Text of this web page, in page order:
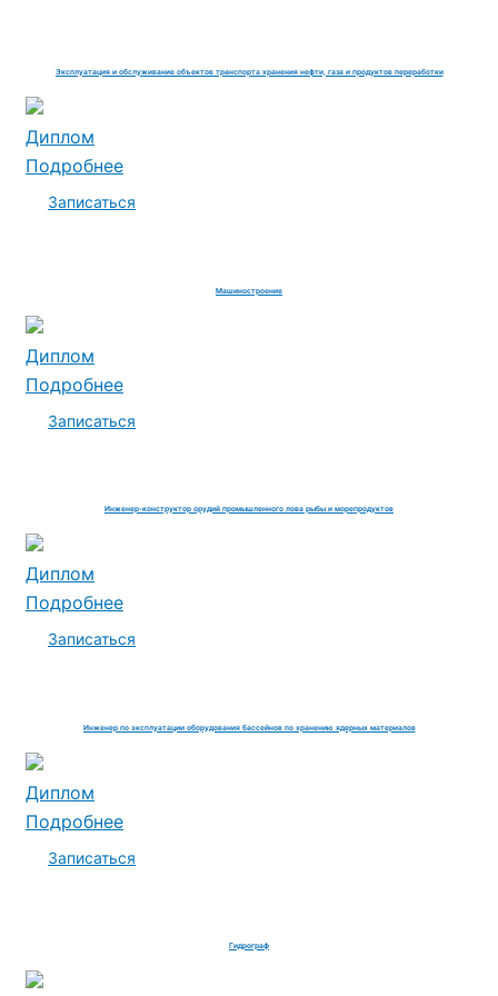
Эксплуатация и обслуживание объектов транспорта хранения нефти, газа и продуктов переработки
Диплом
Подробнее
Записаться
Машиностроение
Диплом
Подробнее
Записаться
Инженер-конструктор орудий промышленного лова рыбы и морепродуктов
Диплом
Подробнее
Записаться
Инженер по эксплуатации оборудования бассейнов по хранению ядерных материалов
Диплом
Подробнее
Записаться
Гидрограф